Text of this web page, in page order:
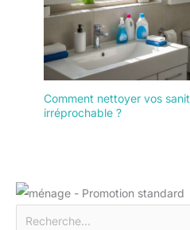
Comment nettoyer vos
irréprochable ?